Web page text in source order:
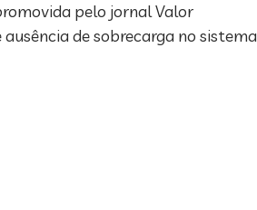
pelo jornal Valor
de sobrecarga no sistema